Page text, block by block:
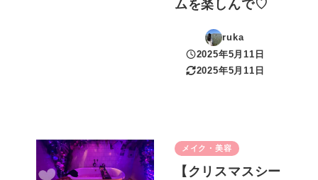
ムを楽しんで♡
ruka
投稿日
2025年5月11日
更新日
2025年5月11日
メイク・美容
【クリスマスシー